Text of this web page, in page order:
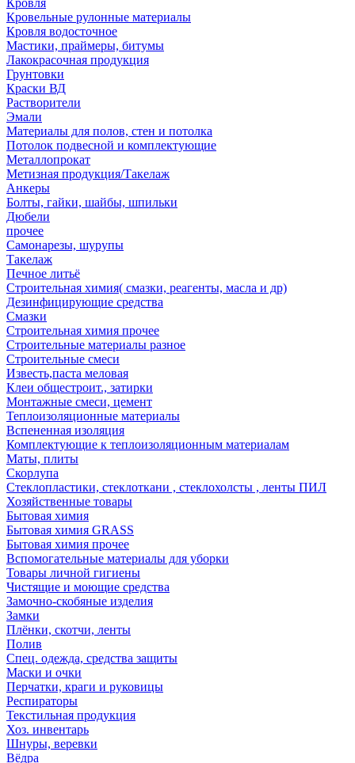
Кровля
Кровельные рулонные материалы
Кровля водосточное
Мастики, праймеры, битумы
Лакокрасочная продукция
Грунтовки
Краски ВД
Растворители
Эмали
Материалы для полов, стен и потолка
Потолок подвесной и комплектующие
Металлопрокат
Метизная продукция/Такелаж
Анкеры
Болты, гайки, шайбы, шпильки
Дюбели
прочее
Самонарезы, шурупы
Такелаж
Печное литьё
Строительная химия( смазки, реагенты, масла и др)
Дезинфицирующие средства
Смазки
Строительная химия прочее
Строительные материалы разное
Строительные смеси
Известь,паста меловая
Клеи общестроит., затирки
Монтажные смеси, цемент
Теплоизоляционные материалы
Вспененная изоляция
Комплектующие к теплоизоляционным материалам
Маты, плиты
Скорлупа
Стеклопластики, стеклоткани , стеклохолсты , ленты ПИЛ
Хозяйственные товары
Бытовая химия
Бытовая химия GRASS
Бытовая химия прочее
Вспомогательные материалы для уборки
Товары личной гигиены
Чистящие и моющие средства
Замочно-скобяные изделия
Замки
Плёнки, скотчи, ленты
Полив
Спец. одежда, средства защиты
Маски и очки
Перчатки, краги и руковицы
Респираторы
Текстильная продукция
Хоз. инвентарь
Шнуры, веревки
Вёдра